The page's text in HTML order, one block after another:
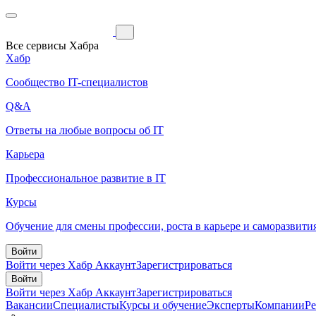
Все сервисы Хабра
Хабр
Сообщество IT-специалистов
Q&A
Ответы на любые вопросы об IT
Карьера
Профессиональное развитие в IT
Курсы
Обучение для смены профессии, роста в карьере и
Войти
Войти через Хабр АккаунтЗарегистрироваться
Войти
Войти через Хабр АккаунтЗарегистрироваться
ВакансииСпециалистыКурсы и обучениеЭкспертыКомпании